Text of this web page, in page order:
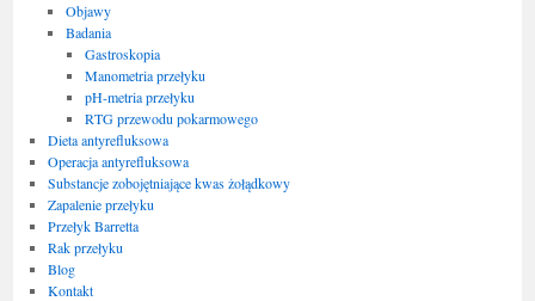
Objawy
Badania
Gastroskopia
Manometria przełyku
pH-metria przełyku
RTG przewodu pokarmowego
Dieta antyrefluksowa
Operacja antyrefluksowa
Substancje zobojętniające kwas żołądkowy
Zapalenie przełyku
Przełyk Barretta
Rak przełyku
Blog
Kontakt